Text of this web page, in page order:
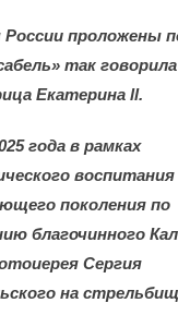
России проложены
так говорила
Екатерина ll.
года в рамках
воспитания
поколения по
благочинного
Сергия
на